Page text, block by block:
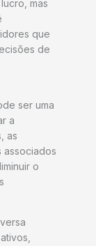
mas
que
de
ser uma
a
as
associados
o